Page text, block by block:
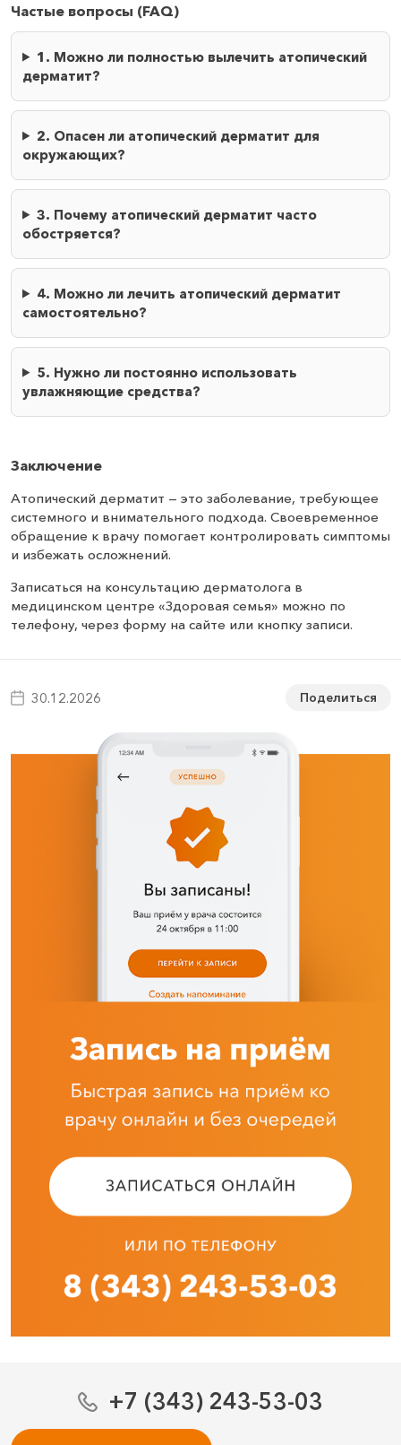
Частые вопросы (FAQ)
1. Можно ли полностью вылечить атопический
дерматит?
2. Опасен ли атопический дерматит для
окружающих?
3. Почему атопический дерматит часто
обостряется?
4. Можно ли лечить атопический дерматит
самостоятельно?
5. Нужно ли постоянно использовать
увлажняющие средства?
Заключение
Атопический дерматит — это заболевание, требующее
системного и внимательного подхода. Своевременное
обращение к врачу помогает контролировать симптомы
и избежать осложнений.
Записаться на консультацию дерматолога в
медицинском центре «Здоровая семья» можно по
телефону, через форму на сайте или кнопку записи.
30.12.2026 Поделиться
+7 (343) 243-53-03